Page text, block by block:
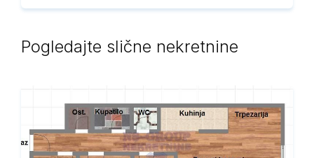
Pogledajte slične nekretnine